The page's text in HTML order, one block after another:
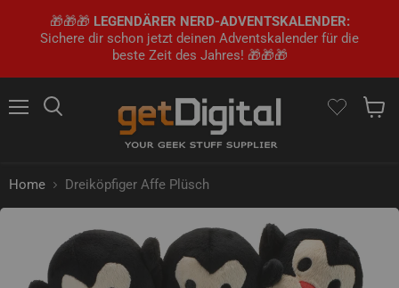
🎁🎁🎁 LEGENDÄRER NERD-ADVENTSKALENDER:
Sichere dir schon jetzt deinen Adventskalender für die
beste Zeit des Jahres! 🎁🎁🎁
Home Dreiköpfiger Affe Plüsch